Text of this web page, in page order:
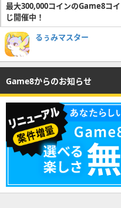
最大300,000コインのGame8コ
じ開催中！
るぅみマスター
Game8からのお知らせ